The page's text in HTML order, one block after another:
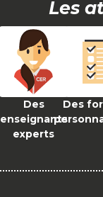
Les
Des
enseignants
experts
Des